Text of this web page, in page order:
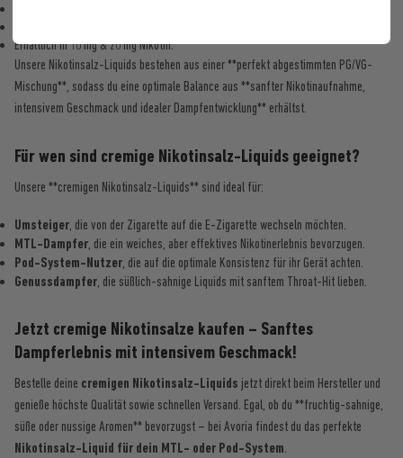
Erhältlich in 10 mg & 20 mg Nikotin.
Unsere Nikotinsalz-Liquids bestehen aus einer **perfekt abgestimmten PG/VG-
Mischung**, sodass du eine optimale Balance aus **sanfter Nikotinaufnahme,
intensivem Geschmack und idealer Dampfentwicklung** erhältst.
Für wen sind cremige Nikotinsalz-Liquids geeignet?
Unsere **cremigen Nikotinsalz-Liquids** sind ideal für:
Umsteiger , die von der Zigarette auf die E-Zigarette wechseln möchten.
MTL-Dampfer , die ein weiches, aber effektives Nikotinerlebnis bevorzugen.
Pod-System-Nutzer , die auf die optimale Konsistenz für ihr Gerät achten.
Genussdampfer , die süßlich-sahnige Liquids mit sanftem Throat-Hit lieben.
Jetzt cremige Nikotinsalze kaufen – Sanftes
Dampferlebnis mit intensivem Geschmack!
Bestelle deine cremigen Nikotinsalz-Liquids jetzt direkt beim Hersteller und
genieße höchste Qualität sowie schnellen Versand. Egal, ob du **fruchtig-sahnige,
süße oder nussige Aromen** bevorzugst – bei Avoria findest du das perfekte
Nikotinsalz-Liquid für dein MTL- oder Pod-System